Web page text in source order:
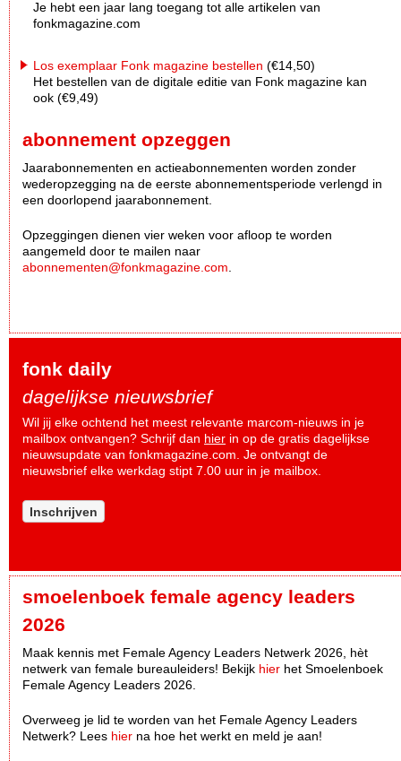
Je hebt een jaar lang toegang tot alle artikelen van
fonkmagazine.com
Los exemplaar Fonk magazine bestellen (€14,50)
Het bestellen van de digitale editie van Fonk magazine kan
ook (€9,49)
abonnement opzeggen
Jaarabonnementen en actieabonnementen worden zonder
wederopzegging na de eerste abonnementsperiode verlengd in
een doorlopend jaarabonnement.
Opzeggingen dienen vier weken voor afloop te worden
aangemeld door te mailen naar
abonnementen@fonkmagazine.com
fonk daily
dagelijkse nieuwsbrief
Wil jij elke ochtend het meest relevante marcom-nieuws in je
mailbox ontvangen? Schrijf dan hier in op de gratis dagelijkse
nieuwsupdate van fonkmagazine.com. Je ontvangt de
nieuwsbrief elke werkdag stipt 7.00 uur in je mailbox.
Inschrijven
smoelenboek female agency leaders
2026
Maak kennis met Female Agency Leaders Netwerk 2026, hèt
netwerk van female bureauleiders! Bekijk hier het Smoelenboek
Female Agency Leaders 2026.
Overweeg je lid te worden van het Female Agency Leaders
Netwerk? Lees hier na hoe het werkt en meld je aan!